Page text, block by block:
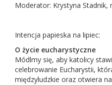
Moderator: Krystyna Stadnik,
Intencja papieska na lipiec:
O życie eucharystyczne
Módlmy się, aby katolicy
celebrowanie Eucharystii,
międzyludzkie oraz otwiera